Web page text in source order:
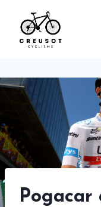
content
Pogacar